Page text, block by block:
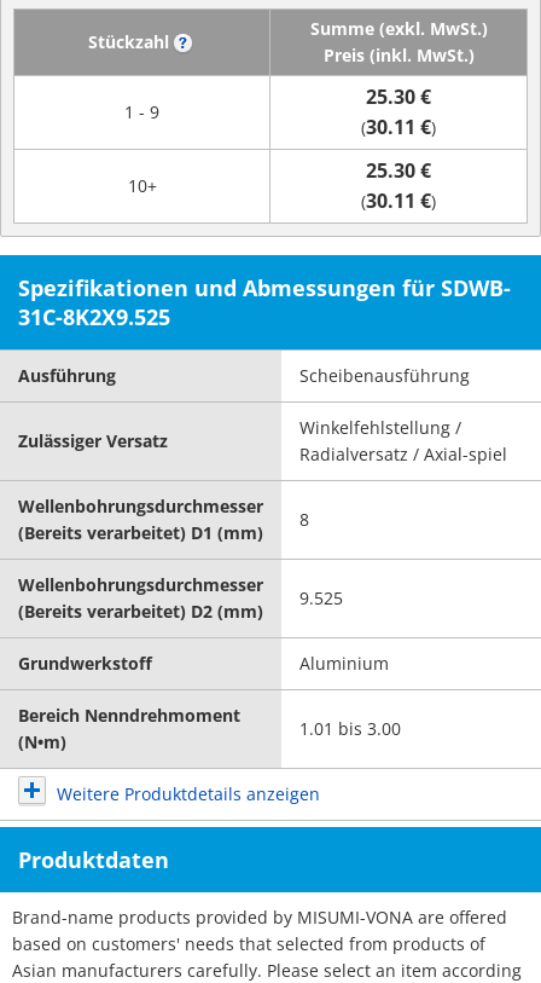
Stückzahl
Summe (exkl. MwSt.)
Preis (inkl. MwSt.)
1 - 9
25.30 €
(30.11 €)
10+
25.30 €
(30.11 €)
Spezifikationen und Abmessungen für SDWB-
31C-8K2X9.525
Ausführung Scheibenausführung
Zulässiger Versatz
Winkelfehlstellung /
Radialversatz / Axial-spiel
Wellenbohrungsdurchmesser
(Bereits verarbeitet) D1 (mm)
8
Wellenbohrungsdurchmesser
(Bereits verarbeitet) D2 (mm)
9.525
Grundwerkstoff Aluminium
Bereich Nenndrehmoment
(N•m)
1.01 bis 3.00
Weitere Produktdetails anzeigen
Produktdaten
Brand-name products provided by MISUMI-VONA are offered
based on customers' needs that selected from products of
Asian manufacturers carefully. Please select an item according